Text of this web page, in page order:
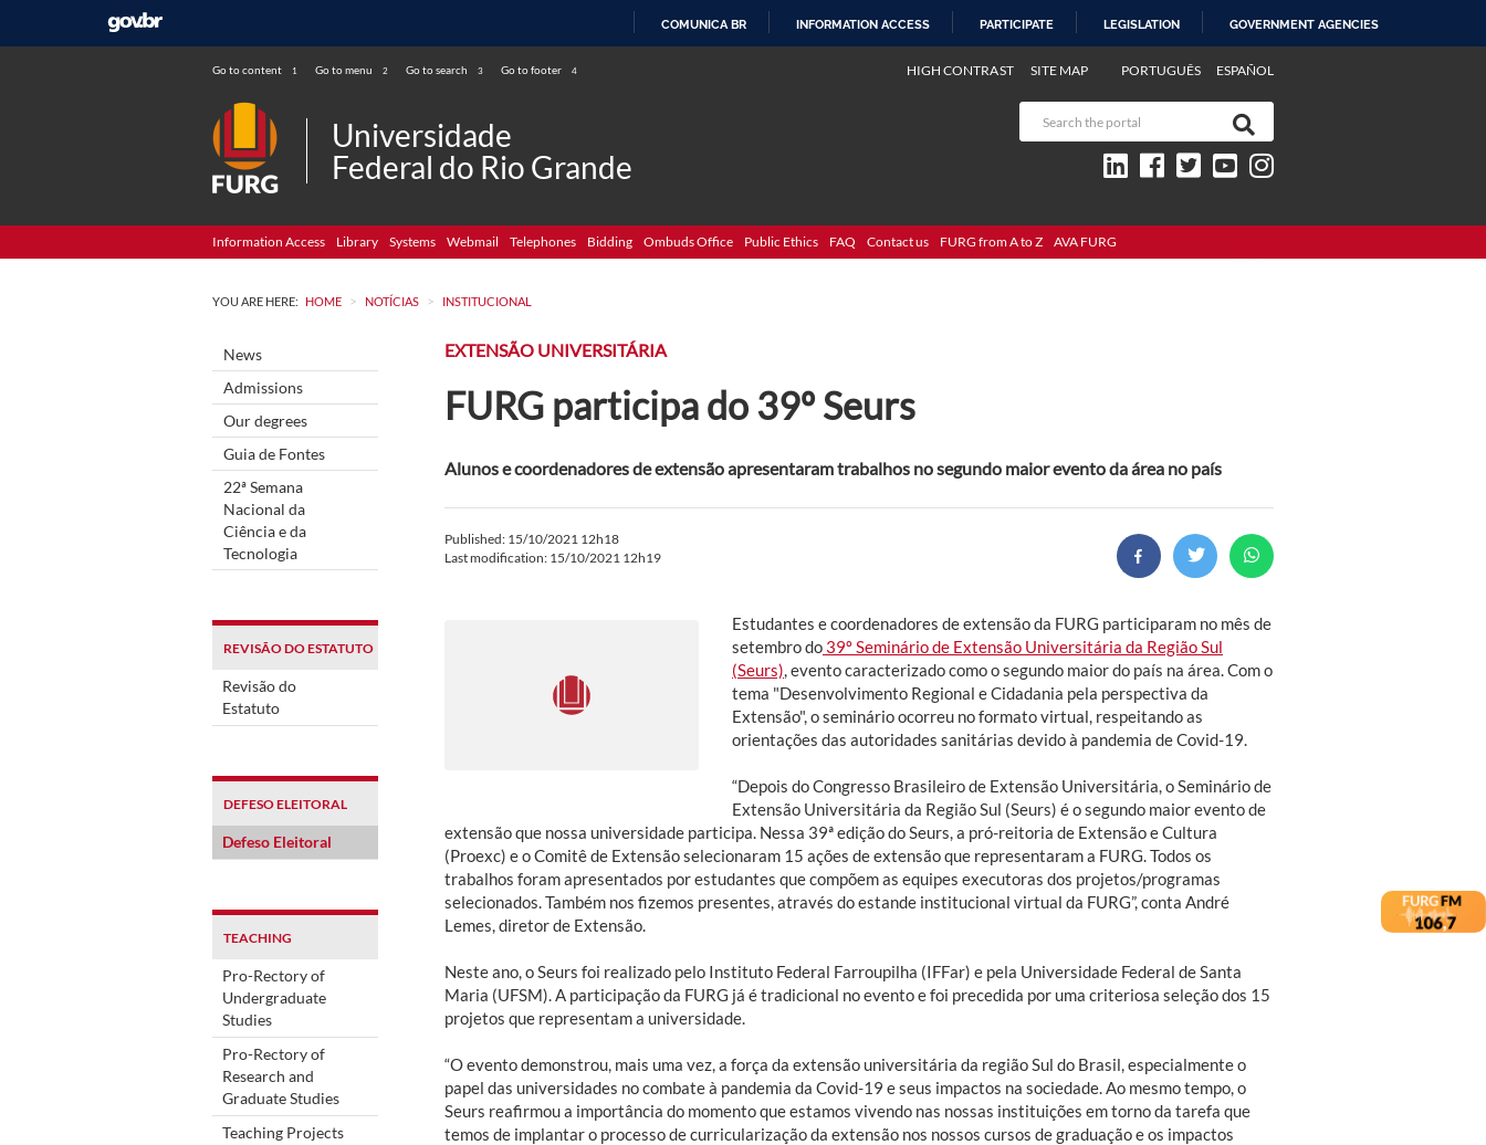
COMUNICA BR INFORMATION ACCESS PARTICIPATE LEGISLATION GOVERNMENT AGENCIES
Go to content 1 Go to menu 2 Go to search 3 Go to footer 4 PORTUGUÊS ESPAÑOL
HIGH CONTRAST SITE MAP
Universidade
Federal do Rio Grande
Information Access Library Systems Webmail Telephones Bidding Ombuds Office Public Ethics FAQ Contact us FURG from A to Z AVA FURG
YOU ARE HERE: HOME > NOTÍCIAS > INSTITUCIONAL
News
Admissions
Our degrees
Guia de Fontes
22ª Semana
Nacional da
Ciência e da
Tecnologia
REVISÃO DO ESTATUTO
Revisão do
Estatuto
DEFESO ELEITORAL
Defeso Eleitoral
TEACHING
Pro-Rectory of
Undergraduate
Studies
Pro-Rectory of
Research and
Graduate Studies
Teaching Projects
EXTENSÃO UNIVERSITÁRIA
FURG participa do 39º Seurs
Alunos e coordenadores de extensão apresentaram trabalhos no segundo maior evento da área no país
Published: 15/10/2021 12h18
Last modification: 15/10/2021 12h19
Estudantes e coordenadores de extensão da FURG participaram no mês de
setembro do 39º Seminário de Extensão Universitária da Região Sul
(Seurs) , evento caracterizado como o segundo maior do país na área. Com o
tema "Desenvolvimento Regional e Cidadania pela perspectiva da
Extensão", o seminário ocorreu no formato virtual, respeitando as
orientações das autoridades sanitárias devido à pandemia de Covid-19.
“Depois do Congresso Brasileiro de Extensão Universitária, o Seminário de
Extensão Universitária da Região Sul (Seurs) é o segundo maior evento de
extensão que nossa universidade participa. Nessa 39ª edição do Seurs, a pró-reitoria de Extensão e Cultura
(Proexc) e o Comitê de Extensão selecionaram 15 ações de extensão que representaram a FURG. Todos os
trabalhos foram apresentados por estudantes que compõem as equipes executoras dos projetos/programas
selecionados. Também nos fizemos presentes, através do estande institucional virtual da FURG”, conta André
Lemes, diretor de Extensão.
Neste ano, o Seurs foi realizado pelo Instituto Federal Farroupilha (IFFar) e pela Universidade Federal de Santa
Maria (UFSM). A participação da FURG já é tradicional no evento e foi precedida por uma criteriosa seleção dos 15
projetos que representam a universidade.
“O evento demonstrou, mais uma vez, a força da extensão universitária da região Sul do Brasil, especialmente o
papel das universidades no combate à pandemia da Covid-19 e seus impactos na sociedade. Ao mesmo tempo, o
Seurs reafirmou a importância do momento que estamos vivendo nas nossas instituições em torno da tarefa que
temos de implantar o processo de curricularização da extensão nos nossos cursos de graduação e os impactos